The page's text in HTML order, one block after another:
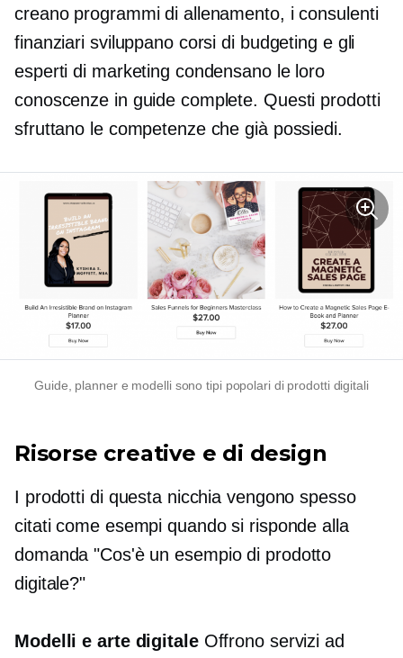
creano programmi di allenamento, i consulenti
finanziari sviluppano corsi di budgeting e gli
esperti di marketing condensano le loro
conoscenze in guide complete. Questi prodotti
sfruttano le competenze che già possiedi.
Guide, planner e modelli sono tipi popolari di prodotti digitali
Risorse creative e di design
I prodotti di questa nicchia vengono spesso
citati come esempi quando si risponde alla
domanda "Cos'è un esempio di prodotto
digitale?"
Modelli e arte digitaleOffrono servizi ad